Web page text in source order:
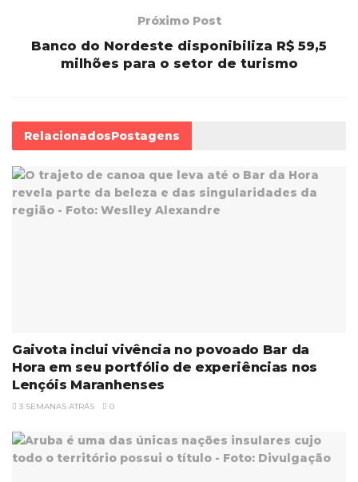
Próximo Post
Banco do Nordeste disponibiliza R$ 59,5
milhões para o setor de turismo
RelacionadosPostagens
Gaivota inclui vivência no povoado Bar da
Hora em seu portfólio de experiências nos
Lençóis Maranhenses
3 SEMANAS ATRÁS 0